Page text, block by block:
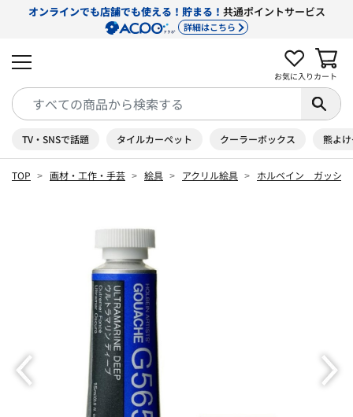
オンラインでも店舗でも使える！貯まる！ 共通ポイントサービス
詳細はこちら
お気に入り カート
TV・SNSで話題 タイルカーペット クーラーボックス 熊よ
TOP 画材・工作・手芸 絵具 アクリル絵具 ホルベイン ガッシュ